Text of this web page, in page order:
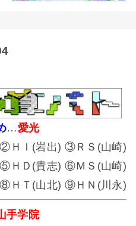
…愛光
ＨＩ(岩出) ③ＲＳ(山崎)
ＨＤ(貴志) ⑥ＭＳ(山崎)
ＨＴ(山北) ⑨ＨＮ(川永)
手学院